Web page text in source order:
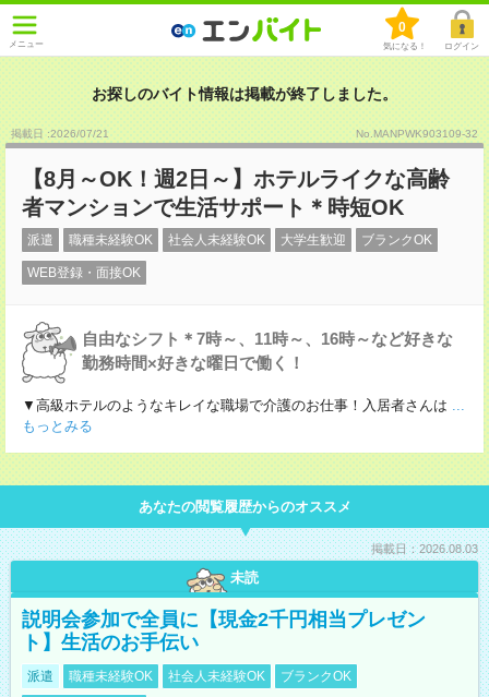
メニュー
0
気になる！ ログイン
お探しのバイト情報は掲載が終了しました。
掲載日 :2026/07/21 No.MANPWK903109-32
【8月～OK！週2日～】ホテルライクな高齢
者マンションで生活サポート＊時短OK
派遣 職種未経験OK 社会人未経験OK 大学生歓迎 ブランクOK
WEB登録・面接OK
自由なシフト＊7時～、11時～、16時～など好きな
勤務時間×好きな曜日で働く！
▼高級ホテルのようなキレイな職場で介護のお仕事！入居者さんは ...
もっとみる
あなたの閲覧履歴からのオススメ
掲載日：2026.08.03
未読
説明会参加で全員に【現金2千円相当プレゼン
ト】生活のお手伝い
派遣 職種未経験OK 社会人未経験OK
ブランクOK